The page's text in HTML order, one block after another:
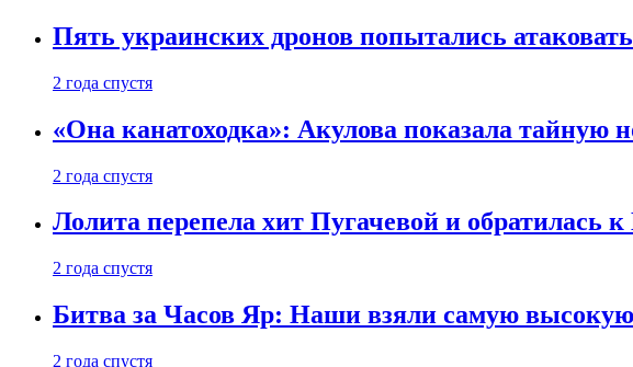
Пять украинских дронов попытались
2 года спустя
«Она канатоходка»: Акулова показала
2 года спустя
Лолита перепела хит Пугачевой и обратилась
2 года спустя
Битва за Часов Яр: Наши взяли самую
2 года спустя